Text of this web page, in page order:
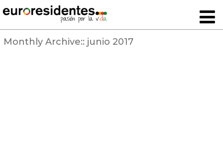
Monthly Archive:: junio 2017